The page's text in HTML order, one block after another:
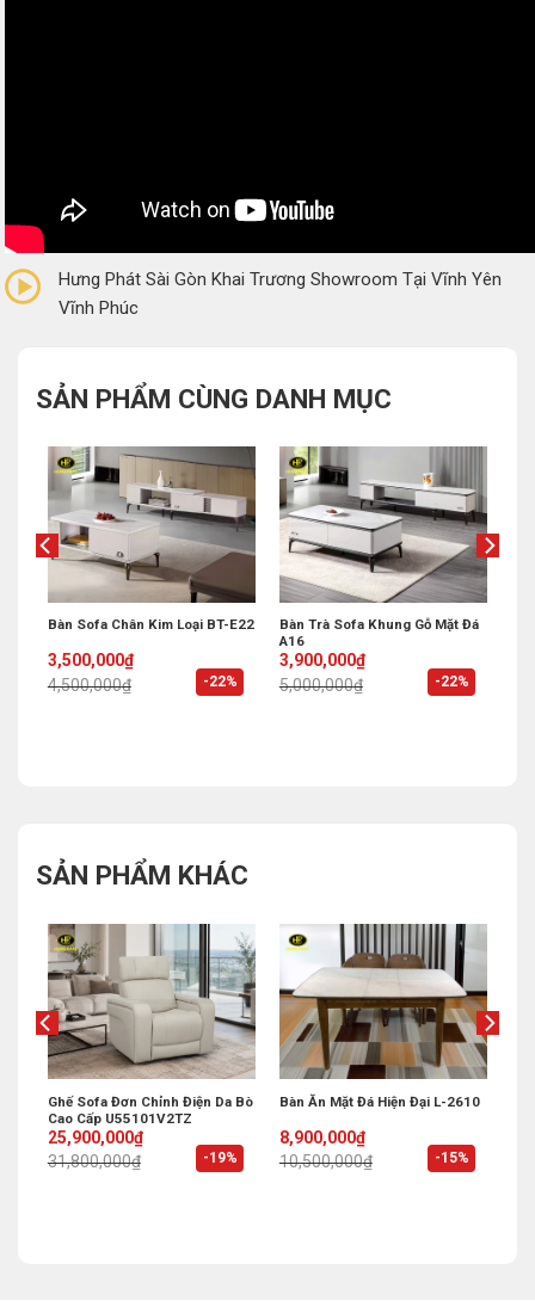
(0 Reviews)
Hưng Phát Sài Gòn Khai Trương Showroom Tại Vĩnh Yên
Vĩnh Phúc
SẢN PHẨM CÙNG DANH MỤC
-22%
Bàn Sofa Chân Kim Loại BT-E22
4,500,000₫
Original
price
was:
3,500,000₫
Current
price
is:
-22%
Bàn Trà Sofa Khung Gỗ Mặt Đá
A16
5,000,000₫
Original
price
was:
3,900,000₫
Current
price
is:
SẢN PHẨM KHÁC
-19%
Ghế Sofa Đơn Chỉnh Điện Da Bò
Cao Cấp U55101V2TZ
31,800,000₫
Original
price
was:
25,900,000₫
Current
price
is:
-15%
Bàn Ăn Mặt Đá Hiện Đại L-2610
10,500,000₫
Original
price
was:
8,900,000₫
Current
price
is: